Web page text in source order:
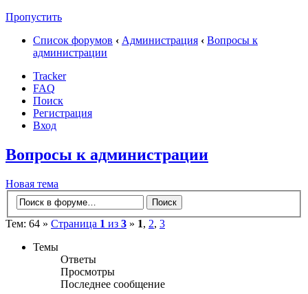
Пропустить
Список форумов ‹ Администрация ‹ Вопросы к
администрации
Tracker
FAQ
Поиск
Регистрация
Вход
Вопросы к администрации
Новая тема
Тем: 64 » Страница 1 из 3 » 1, 2, 3
Темы
Ответы
Просмотры
Последнее сообщение